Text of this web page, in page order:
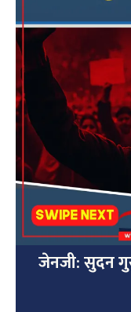
जेनजी: सुदन